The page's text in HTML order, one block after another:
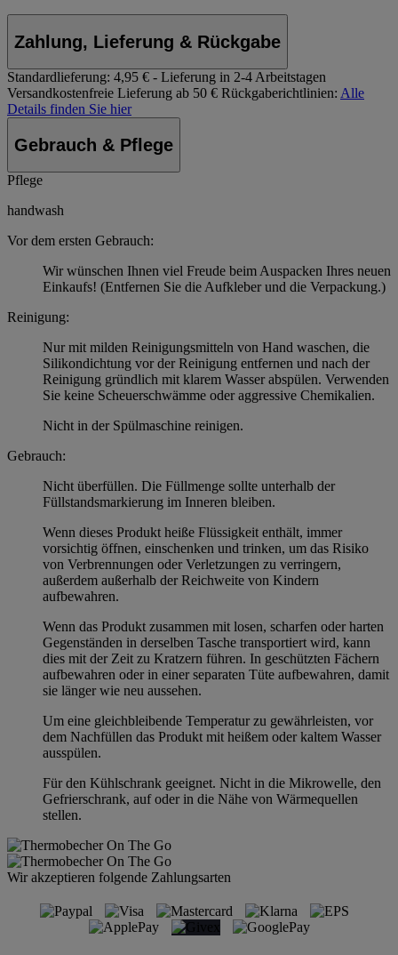
Zahlung, Lieferung & Rückgabe
Standardlieferung: 4,95 € - Lieferung in 2-4 Arbeitstagen
Versandkostenfreie Lieferung ab 50 € Rückgaberichtlinien: Alle
Details finden Sie hier
Gebrauch & Pflege
Pflege
handwash
Vor dem ersten Gebrauch:
Wir wünschen Ihnen viel Freude beim Auspacken Ihres neuen
Einkaufs! (Entfernen Sie die Aufkleber und die Verpackung.)
Reinigung:
Nur mit milden Reinigungsmitteln von Hand waschen, die
Silikondichtung vor der Reinigung entfernen und nach der
Reinigung gründlich mit klarem Wasser abspülen. Verwenden
Sie keine Scheuerschwämme oder aggressive Chemikalien.
Nicht in der Spülmaschine reinigen.
Gebrauch:
Nicht überfüllen. Die Füllmenge sollte unterhalb der
Füllstandsmarkierung im Inneren bleiben.
Wenn dieses Produkt heiße Flüssigkeit enthält, immer
vorsichtig öffnen, einschenken und trinken, um das Risiko
von Verbrennungen oder Verletzungen zu verringern,
außerdem außerhalb der Reichweite von Kindern
aufbewahren.
Wenn das Produkt zusammen mit losen, scharfen oder harten
Gegenständen in derselben Tasche transportiert wird, kann
dies mit der Zeit zu Kratzern führen. In geschützten Fächern
aufbewahren oder in einer separaten Tüte aufbewahren, damit
sie länger wie neu aussehen.
Um eine gleichbleibende Temperatur zu gewährleisten, vor
dem Nachfüllen das Produkt mit heißem oder kaltem Wasser
ausspülen.
Für den Kühlschrank geeignet. Nicht in die Mikrowelle, den
Gefrierschrank, auf oder in die Nähe von Wärmequellen
stellen.
Wir akzeptieren folgende Zahlungsarten